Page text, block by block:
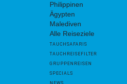
Philippinen
Ägypten
Malediven
Alle Reiseziele
TAUCHSAFARIS
TAUCHREISEFILTER
GRUPPENREISEN
SPECIALS